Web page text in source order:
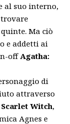
al suo interno,
trovare
Ma ciò
e addetti ai
off Agatha:
di
attraverso
Scarlet Witch,
Agnes e